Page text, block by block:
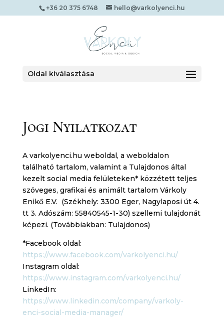
+36 20 375 6748 hello@varkolyenci.hu
Oldal kiválasztása
Jogi Nyilatkozat
A varkolyenci.hu weboldal, a weboldalon
található tartalom, valamint a Tulajdonos által
kezelt social media felületeken* közzétett teljes
szöveges, grafikai és animált tartalom Várkoly
Enikő E.V. (Székhely: 3300 Eger, Nagylaposi út 4.
tt 3. Adószám: 55840545-1-30) szellemi tulajdonát
képezi. (Továbbiakban: Tulajdonos)
*Facebook oldal:
https://www.facebook.com/varkolyenci.hu/
Instagram oldal:
https://www.instagram.com/varkolyenci.hu/
LinkedIn:
https://www.linkedin.com/company/varkoly-
enci-social-media-manager/